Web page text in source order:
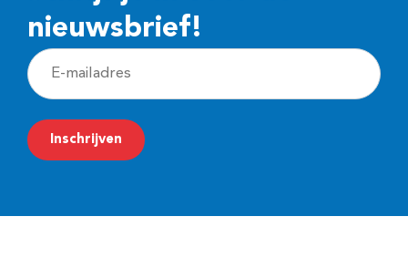
nieuwsbrief!
E
-
m
a
Inschrijven